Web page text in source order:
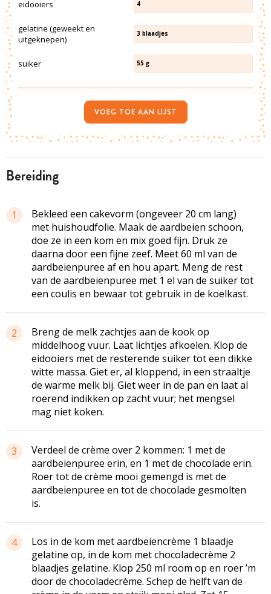
bereiding
1
Bekleed een cakevorm (ongeveer 20 cm lang)
met huishoudfolie. Maak de aardbeien schoon,
doe ze in een kom en mix goed fijn. Druk ze
daarna door een fijne zeef. Meet 60 ml van de
aardbeienpuree af en hou apart. Meng de rest
van de aardbeienpuree met 1 el van de suiker tot
een coulis en bewaar tot gebruik in de koelkast.
2
Breng de melk zachtjes aan de kook op
middelhoog vuur. Laat lichtjes afkoelen. Klop de
eidooiers met de resterende suiker tot een dikke
witte massa. Giet er, al kloppend, in een straaltje
de warme melk bij. Giet weer in de pan en laat al
roerend indikken op zacht vuur; het mengsel
mag niet koken.
3
Verdeel de crème over 2 kommen: 1 met de
aardbeienpuree erin, en 1 met de chocolade erin.
Roer tot de crème mooi gemengd is met de
aardbeienpuree en tot de chocolade gesmolten
is.
4
Los in de kom met aardbeiencrème 1 blaadje
gelatine op, in de kom met chocoladecrème 2
blaadjes gelatine. Klop 250 ml room op en roer ’m
door de chocoladecrème. Schep de helft van de
eidooiers 4
gelatine (geweekt en
uitgeknepen)
3 blaadjes
suiker 55 g
VOEG TOE AAN LIJST